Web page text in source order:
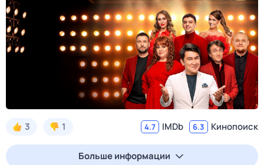
3 1 4.7 IMDb 6.3 Кинопоиск
Больше информации